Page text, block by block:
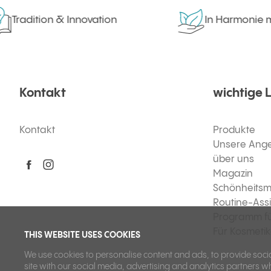
THIS WEBSITE USES COOKIES
We use cookies to personalise content and ads, to provide
site with our social media, advertising and analytics partners
& Innovation In Harmonie mit
Kontakt
Kontakt
wichtige
Produkte
Unsere
über uns
Magazin
Routine-